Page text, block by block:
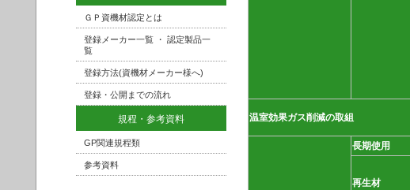
ＧＰ資機材認定とは
登録メーカー一覧 ・ 認定製品一
覧
登録方法(資機材メーカー様へ)
登録・公開までの流れ
規程・参考資料
GP関連規程類
参考資料
温室効果ガス削減の取組
長期使用
再生材